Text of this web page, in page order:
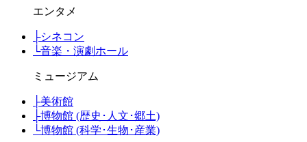
エンタメ
├シネコン
└音楽・演劇ホール
ミュージアム
├美術館
├博物館 (歴史･人文･郷土)
└博物館 (科学･生物･産業)